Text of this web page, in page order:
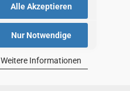
Alle Akzeptieren
Nur Notwendige
Weitere Informationen